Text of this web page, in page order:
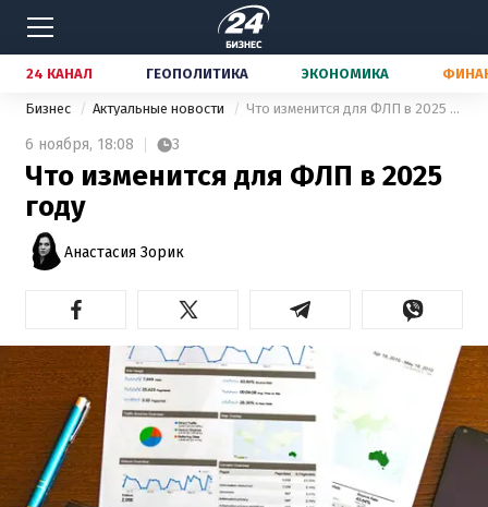
24 КАНАЛ ГЕОПОЛИТИКА ЭКОНОМИКА
Бизнес Актуальные новости Что изменится для ФЛП в 2025 году
6 ноября, 18:08 3
Что изменится для ФЛП в 2025
году
Анастасия Зорик